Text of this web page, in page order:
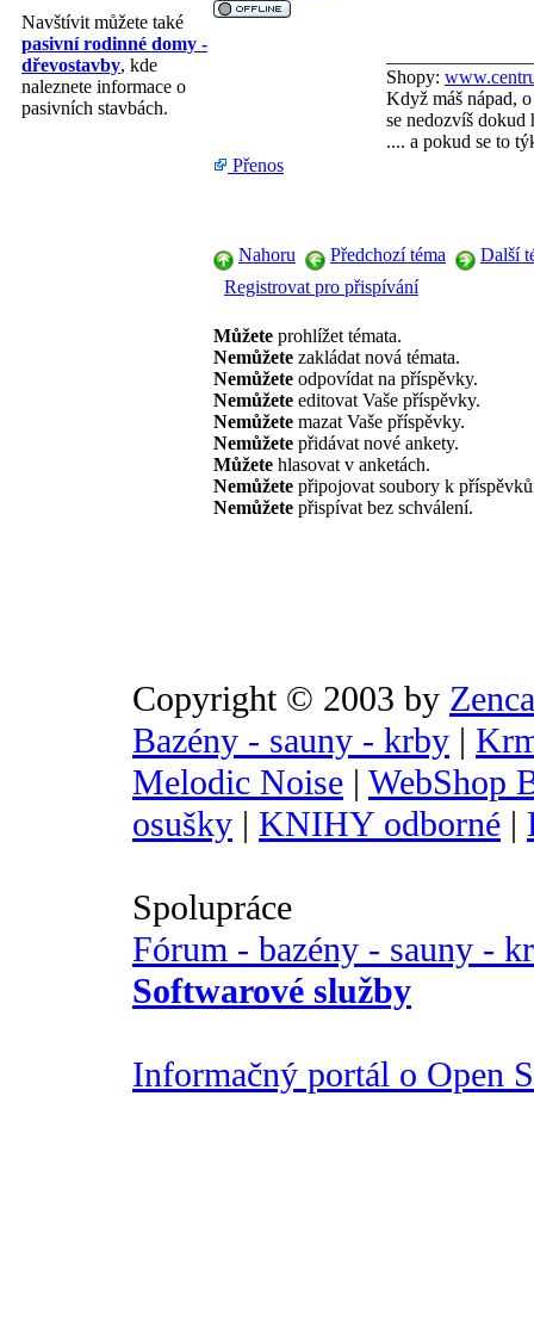
Navštívit můžete také
pasivní rodinné domy -
dřevostavby, kde
naleznete informace o
pasivních stavbách.
Shopy:
Když máš nápad,
se nedozvíš dokud
.... a pokud se to
Přenos
Nahoru Předchozí téma
Další
Registrovat pro přispívání
Můžete prohlížet témata.
Nemůžete zakládat nová témata.
Nemůžete odpovídat na příspěvky.
Nemůžete editovat Vaše příspěvky.
Nemůžete mazat Vaše příspěvky.
Nemůžete přidávat nové ankety.
Můžete hlasovat v anketách.
Nemůžete připojovat soubory k
Nemůžete přispívat bez schválení.
Copyright © 2003 by
Bazény - sauny - krby |
Melodic Noise | WebShop
osušky | KNIHY odborné |
Spolupráce
Fórum - bazény - sauny -
Softwarové služby
Informačný portál o Open